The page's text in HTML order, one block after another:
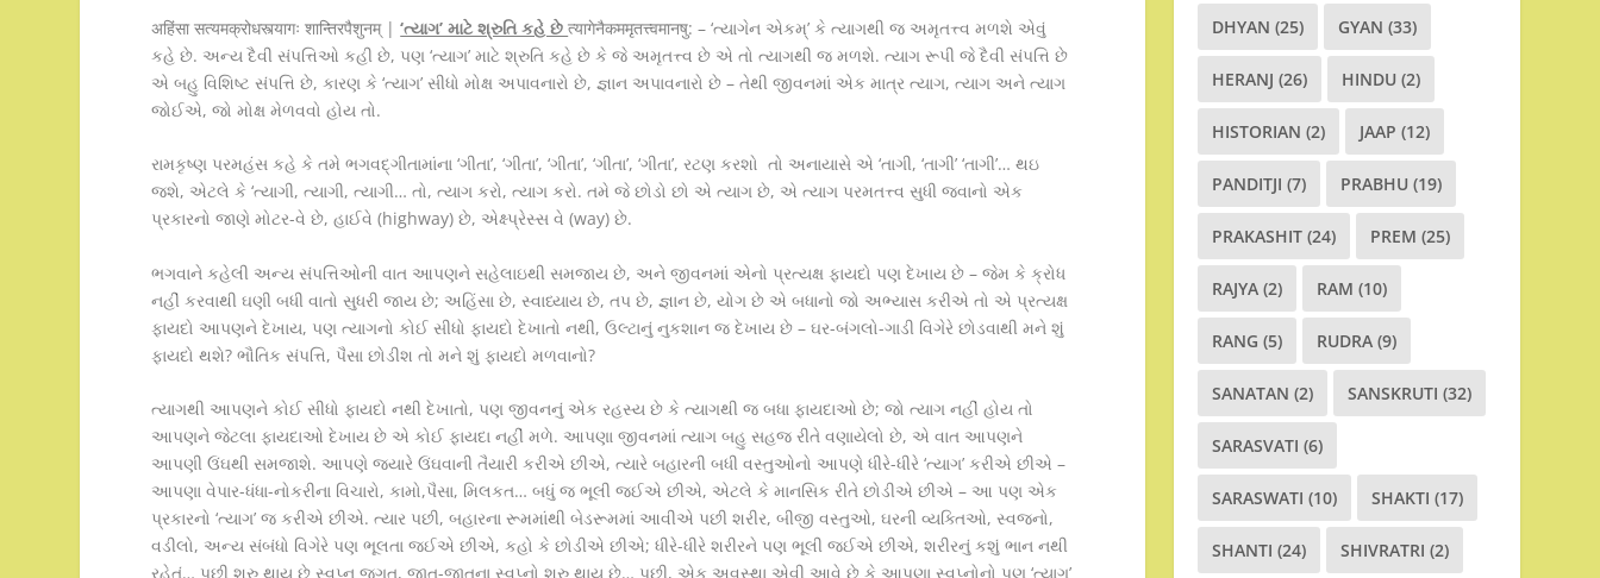
अहिंसा सत्यमक्रोधस्त्यागः शान्तिरपैशुनम् |‘ત્યાગ’ માટે શ્રુતિ કહે છેत्यागेनैकममृतत्त्वमानषु: – ‘ત્યાગેન એકમ્’ કે ત્યાગથી જ અમૃતત્ત્વ મળશે એવું
કહે છે. અન્ય દૈવી સંપત્તિઓ કહી છે, પણ ‘ત્યાગ’ માટે શ્રુતિ કહે છે કે જે અમૃતત્ત્વ છે એ તો ત્યાગથી જ મળશે. ત્યાગ રૂપી જે દૈવી સંપત્તિ છે
એ બહુ વિશિષ્ટ સંપત્તિ છે, કારણ કે ‘ત્યાગ’ સીધો મોક્ષ અપાવનારો છે, જ્ઞાન અપાવનારો છે – તેથી જીવનમાં એક માત્ર ત્યાગ, ત્યાગ અને ત્યાગ
જોઈએ, જો મોક્ષ મેળવવો હોય તો.
રામકૃષ્ણ પરમહંસ કહે કે તમે ભગવદ્ગીતામાંના ‘ગીતા’, ‘ગીતા’, ‘ગીતા’, ‘ગીતા’, ‘ગીતા’, રટણ કરશો તો અનાયાસે એ ‘તાગી, ‘તાગી’ ‘તાગી’… થઇ
જશે, એટલે કે ‘ત્યાગી, ત્યાગી, ત્યાગી… તો, ત્યાગ કરો, ત્યાગ કરો. તમે જે છોડો છો એ ત્યાગ છે, એ ત્યાગ પરમતત્ત્વ સુધી જવાનો એક
પ્રકારનો જાણે મોટર-વે છે, હાઈવે (highway) છે, એક્ષ્પ્રેસ્સ વે (way) છે.
ભગવાને કહેલી અન્ય સંપત્તિઓની વાત આપણને સહેલાઇથી સમજાય છે, અને જીવનમાં એનો પ્રત્યક્ષ ફાયદો પણ દેખાય છે – જેમ કે ક્રોધ
નહીં કરવાથી ઘણી બધી વાતો સુધરી જાય છે; અહિંસા છે, સ્વાધ્યાય છે, તપ છે, જ્ઞાન છે, યોગ છે એ બધાનો જો અભ્યાસ કરીએ તો એ પ્રત્યક્ષ
ફાયદો આપણને દેખાય, પણ ત્યાગનો કોઈ સીધો ફાયદો દેખાતો નથી, ઉલ્ટાનું નુકશાન જ દેખાય છે – ઘર-બંગલો-ગાડી વિગેરે છોડવાથી મને શું
ફાયદો થશે? ભૌતિક સંપત્તિ, પૈસા છોડીશ તો મને શું ફાયદો મળવાનો?
ત્યાગથી આપણને કોઈ સીધો ફાયદો નથી દેખાતો, પણ જીવનનું એક રહસ્ય છે કે ત્યાગથી જ બધા ફાયદાઓ છે; જો ત્યાગ નહીં હોય તો
આપણને જેટલા ફાયદાઓ દેખાય છે એ કોઈ ફાયદા નહીં મળે. આપણા જીવનમાં ત્યાગ બહુ સહજ રીતે વણાયેલો છે, એ વાત આપણને
આપણી ઉંઘથી સમજાશે. આપણે જ્યારે ઉંઘવાની તૈયારી કરીએ છીએ, ત્યારે બહારની બધી વસ્તુઓનો આપણે ધીરે-ધીરે ‘ત્યાગ’ કરીએ છીએ –
આપણા વેપાર-ધંધા-નોકરીના વિચારો, કામો,પૈસા, મિલકત… બધું જ ભૂલી જઈએ છીએ, એટલે કે માનસિક રીતે છોડીએ છીએ – આ પણ એક
પ્રકારનો ‘ત્યાગ’ જ કરીએ છીએ. ત્યાર પછી, બહારના રૂમમાંથી બેડરૂમમાં આવીએ પછી શરીર, બીજી વસ્તુઓ, ઘરની વ્યક્તિઓ, સ્વજનો,
વડીલો, અન્ય સંબંધો વિગેરે પણ ભૂલતા જઈએ છીએ, કહો કે છોડીએ છીએ; ધીરે-ધીરે શરીરને પણ ભૂલી જઈએ છીએ, શરીરનું કશું ભાન નથી
રહેતું… પછી શરુ થાય છે સ્વપ્ન જગત, જાત-જાતના સ્વપ્નો શરુ થાય છે… પછી, એક અવસ્થા એવી આવે છે કે આપણા સ્વપ્નોનો પણ ‘ત્યાગ’
DHYAN (25) GYAN (33)
HERANJ (26) HINDU (2)
HISTORIAN (2) JAAP (12)
PANDITJI (7) PRABHU (19)
PRAKASHIT (24) PREM (25)
RAJYA (2) RAM (10)
RANG (5) RUDRA (9)
SANATAN (2) SANSKRUTI (32)
SARASVATI (6)
SARASWATI (10) SHAKTI (17)
SHANTI (24) SHIVRATRI (2)